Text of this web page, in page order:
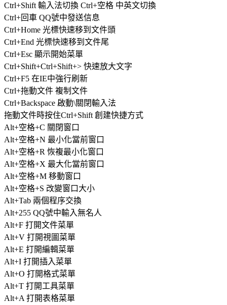
Ctrl+Shift 輸入法切換 Ctrl+空格 中英文切換
Ctrl+回車 QQ號中發送信息
Ctrl+Home 光標快速移到文件頭
Ctrl+End 光標快速移到文件尾
Ctrl+Esc 顯示開始菜單
Ctrl+Shift+Ctrl+Shift+> 快速放大文字
Ctrl+F5 在IE中強行刷新
Ctrl+拖動文件 複制文件
Ctrl+Backspace 啟動\關閉輸入法
拖動文件時按住Ctrl+Shift 創建快捷方式
Alt+空格+C 關閉窗口
Alt+空格+N 最小化當前窗口
Alt+空格+R 恢複最小化窗口
Alt+空格+X 最大化當前窗口
Alt+空格+M 移動窗口
Alt+空格+S 改變窗口大小
Alt+Tab 兩個程序交換
Alt+255 QQ號中輸入無名人
Alt+F 打開文件菜單
Alt+V 打開視圖菜單
Alt+E 打開編輯菜單
Alt+I 打開插入菜單
Alt+O 打開格式菜單
Alt+T 打開工具菜單
Alt+A 打開表格菜單